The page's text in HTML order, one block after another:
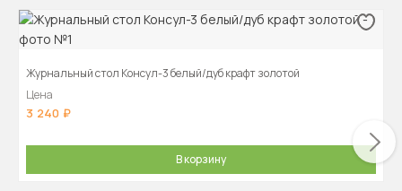
Журнальный стол Консул-3 белый/дуб крафт золотой
Цена
3 240
В корзину